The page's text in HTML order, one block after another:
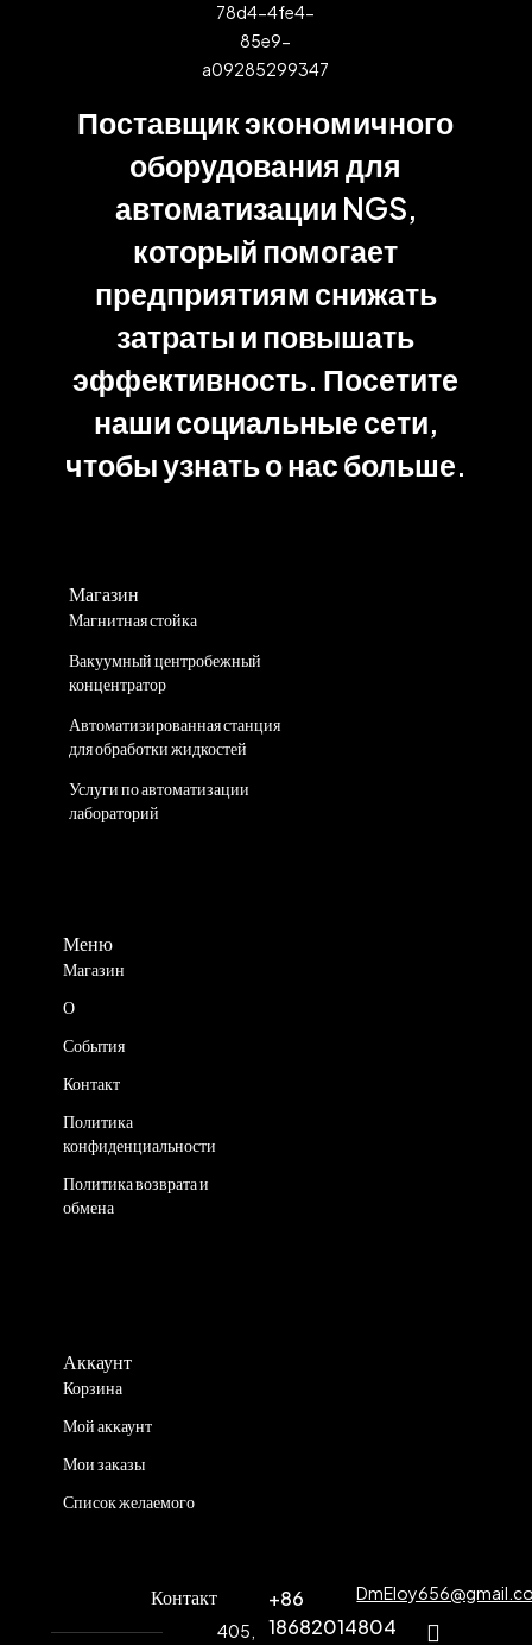
Поставщик экономичного
оборудования для
автоматизации NGS,
который помогает
предприятиям снижать
затраты и повышать
эффективность. Посетите
наши социальные сети,
чтобы узнать о нас больше.
Магазин
Магнитная стойка
Вакуумный центробежный
концентратор
Автоматизированная станция
для обработки жидкостей
Услуги по автоматизации
лабораторий
Меню
Магазин
О
События
Контакт
Политика
конфиденциальности
Политика возврата и
обмена
Аккаунт
Корзина
Мой аккаунт
Мои заказы
Список желаемого
Контакт
405,
+86
18682014804